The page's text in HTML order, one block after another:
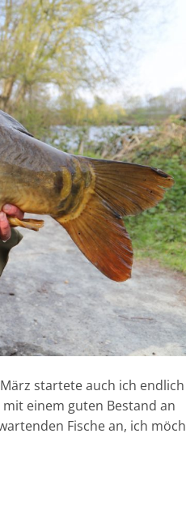
startete auch ich
einem guten Bestand an
Fische an, ich